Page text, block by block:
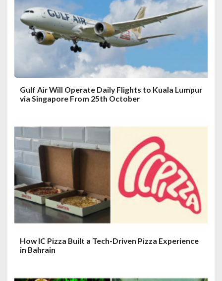
Gulf Air Will Operate Daily Flights to Kuala Lumpur
via Singapore From 25th October
How IC Pizza Built a Tech-Driven Pizza Experience
in Bahrain